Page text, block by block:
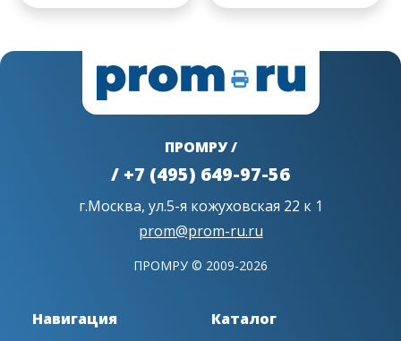
ПРОМРУ /
/ +7 (495) 649-97-56
г.Москва, ул.5-я кожуховская 22 к 1
prom@prom-ru.ru
ПРОМРУ © 2009-2026
Навигация Каталог